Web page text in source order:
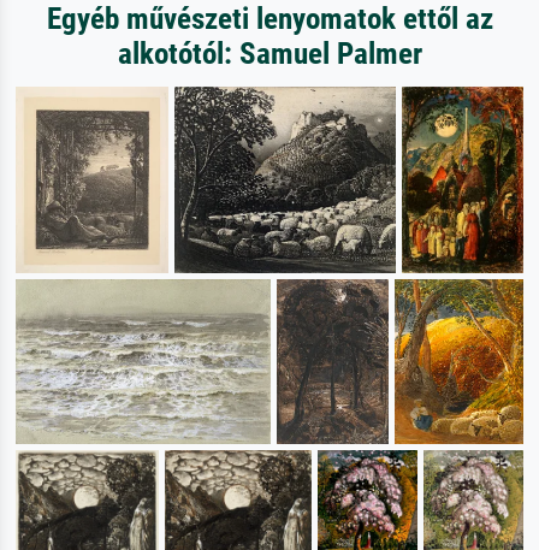
Egyéb művészeti lenyomatok ettől az
alkotótól: Samuel Palmer